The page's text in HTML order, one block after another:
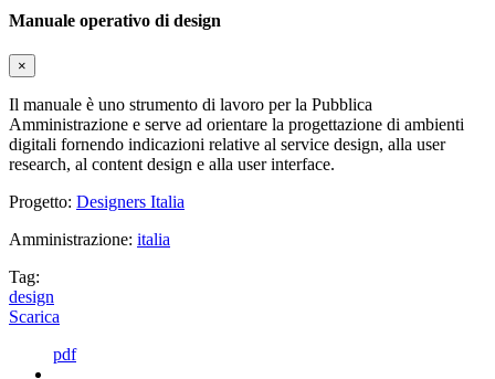
Manuale operativo di design
×
Il manuale è uno strumento di lavoro per la Pubblica
Amministrazione e serve ad orientare la progettazione di ambienti
digitali fornendo indicazioni relative al service design, alla user
research, al content design e alla user interface.
Progetto: Designers Italia
Amministrazione: italia
Tag:
design
Scarica
pdf